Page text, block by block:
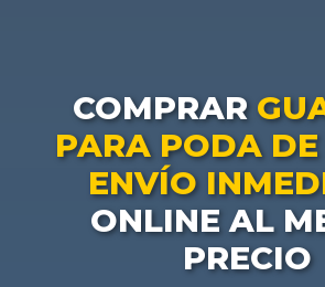
COMPRAR
PARA PODA DE
ENVÍO
ONLINE AL
PRECIO